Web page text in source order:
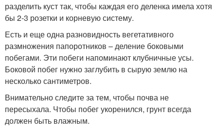
разделить куст так, чтобы каждая его деленка имела хотя
бы 2-3 розетки и корневую систему.
Есть и еще одна разновидность вегетативного
размножения папоротников – деление боковыми
побегами. Эти побеги напоминают клубничные усы.
Боковой побег нужно заглубить в сырую землю на
несколько сантиметров.
Внимательно следите за тем, чтобы почва не
пересыхала. Чтобы побег укоренился, грунт всегда
должен быть влажным.